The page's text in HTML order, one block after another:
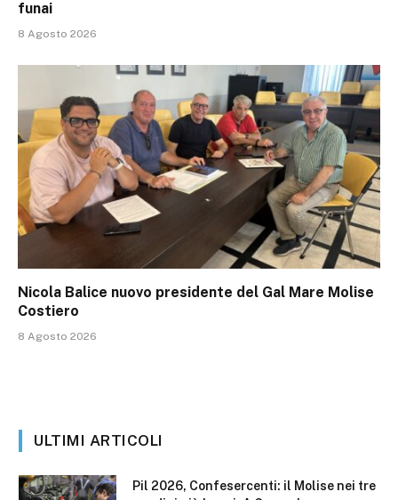
funai
8 Agosto 2026
Nicola Balice nuovo presidente del Gal Mare Molise
Costiero
8 Agosto 2026
ULTIMI ARTICOLI
Pil 2026, Confesercenti: il Molise nei tre